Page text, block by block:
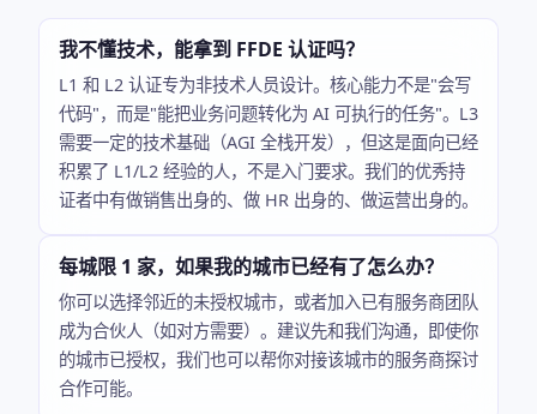
我不懂技术，能拿到 FFDE 认证吗？
L1 和 L2 认证专为非技术人员设计。核心能力不是"会写
代码"，而是"能把业务问题转化为 AI 可执行的任务"。L3
需要一定的技术基础（AGI 全栈开发），但这是面向已经
积累了 L1/L2 经验的人，不是入门要求。我们的优秀持
证者中有做销售出身的、做 HR 出身的、做运营出身的。
每城限 1 家，如果我的城市已经有了怎么办？
你可以选择邻近的未授权城市，或者加入已有服务商团队
成为合伙人（如对方需要）。建议先和我们沟通，即使你
的城市已授权，我们也可以帮你对接该城市的服务商探讨
合作可能。